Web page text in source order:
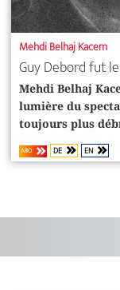
Mehdi Belhaj Kacem
Guy Debord fut
Mehdi Belhaj
lumière du
toujours plus
ABO DE EN